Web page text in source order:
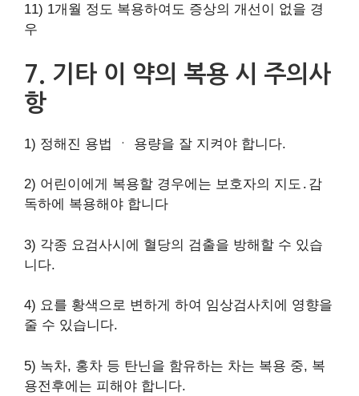
11) 1개월 정도 복용하여도 증상의 개선이 없을 경
우
7. 기타 이 약의 복용 시 주의사
항
1) 정해진 용법 ㆍ 용량을 잘 지켜야 합니다.
2) 어린이에게 복용할 경우에는 보호자의 지도․감
독하에 복용해야 합니다
3) 각종 요검사시에 혈당의 검출을 방해할 수 있습
니다.
4) 요를 황색으로 변하게 하여 임상검사치에 영향을
줄 수 있습니다.
5) 녹차, 홍차 등 탄닌을 함유하는 차는 복용 중, 복
용전후에는 피해야 합니다.